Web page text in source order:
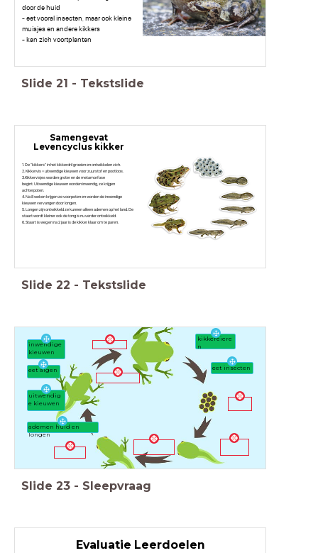
door de huid
- eet vooral insecten, maar ook kleine
muisjes en andere kikkers
- kan zich voortplanten
Slide 21 - Tekstslide
Samengevat
Levencyclus kikker
1. De "kikkers" in het kikkerdril groeien en ontwikkelen zich.
2. Kikkervis = uitwendige kieuwen voor zuurstof en pootloos.
3.Kikkervisjes worden groter en de metamorfose
begint. Uitwendige kieuwen worden inwendig, ze krijgen
achterpoten.
4. Na 8 weken krijgen ze voorpoten en worden de inwendige
kieuwen vervangen door longen.
5. Longen zijn ontwikkeld ze kunnen alleen ademen op het land. De
staart wordt kleiner ook de tong is nu verder ontwikkeld.
6. Staart is weg en na 2 jaar is de kikker klaar om te paren.
Slide 22 - Tekstslide
inwendige
kieuwen
uitwendig
e kieuwen
ademen huid en
longen
kikkereiere
n
eet algen eet insecten
Slide 23 - Sleepvraag
Evaluatie Leerdoelen